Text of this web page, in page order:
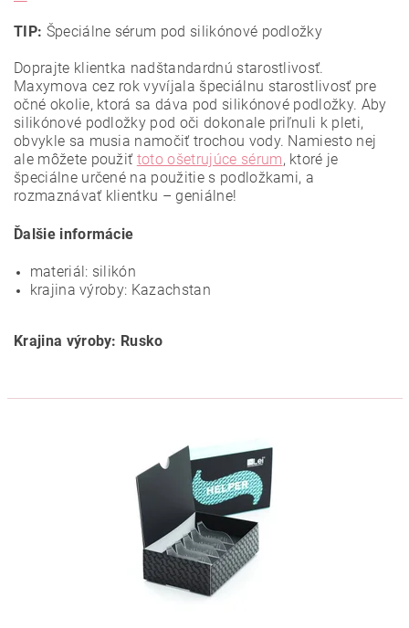
TIP: Špeciálne sérum pod silikónové podložky
Doprajte klientka nadštandardnú starostlivosť.
Maxymova cez rok vyvíjala špeciálnu starostlivosť pre
očné okolie, ktorá sa dáva pod silikónové podložky. Aby
silikónové podložky pod oči dokonale priľnuli k pleti,
obvykle sa musia namočiť trochou vody. Namiesto nej
ale môžete použiť toto ošetrujúce sérum, ktoré je
špeciálne určené na použitie s podložkami, a
rozmaznávať klientku – geniálne!
Ďalšie informácie
materiál: silikón
krajina výroby: Kazachstan
Krajina výroby: Rusko